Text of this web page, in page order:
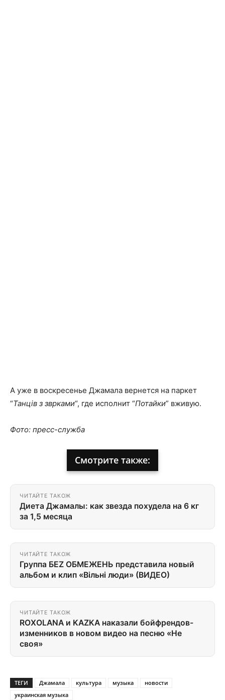
А уже в воскресенье Джамала вернется на паркет
“Танців з зврками“, где исполнит “Потайки” вживую.
Фото: пресс-служба
Смотрите также:
ЧИТАЙТЕ ТАКОЖ
Диета Джамалы: как звезда похудела на 6 кг
за 1,5 месяца
ЧИТАЙТЕ ТАКОЖ
Группа БЕZ ОБМЕЖЕНЬ представила новый
альбом и клип «Вільні люди» (ВИДЕО)
ЧИТАЙТЕ ТАКОЖ
ROXOLANA и KAZKA наказали бойфрендов-
изменников в новом видео на песню «Не
своя»
ТЕГИ Джамала культура музыка
новости
украинская музыка